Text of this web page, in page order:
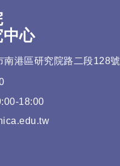
心
港區研究院路二段128號
18:00